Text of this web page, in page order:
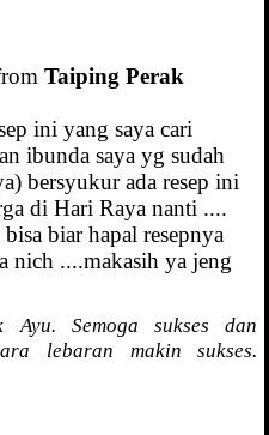
Taiping Perak
ini yang saya cari
ibunda saya yg sudah
bersyukur ada resep ini
di Hari Raya nanti ....
biar hapal resepnya
nich ....makasih ya jeng
Ayu. Semoga sukses dan
lebaran makin sukses.